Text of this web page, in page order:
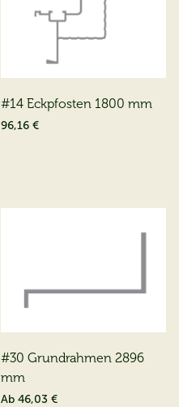
#14 Eckpfosten 1800 mm
96,16 €
#30 Grundrahmen 2896
mm
Ab 46,03 €